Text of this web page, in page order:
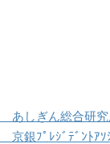
あしぎん総合研
京銀ﾌﾟﾚｼﾞﾃﾞﾝﾄ